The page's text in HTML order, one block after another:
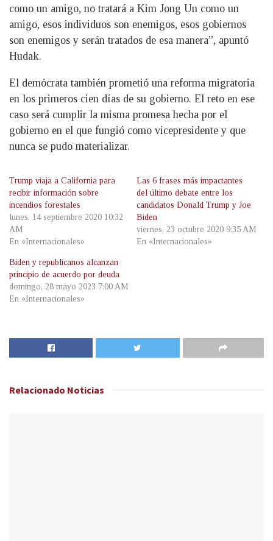
como un amigo, no tratará a Kim Jong Un como un
amigo, esos individuos son enemigos, esos gobiernos
son enemigos y serán tratados de esa manera”, apuntó
Hudak.
El demócrata también prometió una reforma migratoria
en los primeros cien días de su gobierno. El reto en ese
caso será cumplir la misma promesa hecha por el
gobierno en el que fungió como vicepresidente y que
nunca se pudo materializar.
Trump viaja a California para
recibir información sobre
incendios forestales
lunes, 14 septiembre 2020 10:32
AM
En «Internacionales»
Las 6 frases más impactantes
del último debate entre los
candidatos Donald Trump y Joe
Biden
viernes, 23 octubre 2020 9:35 AM
En «Internacionales»
Biden y republicanos alcanzan
principio de acuerdo por deuda
domingo, 28 mayo 2023 7:00 AM
En «Internacionales»
Relacionado Noticias